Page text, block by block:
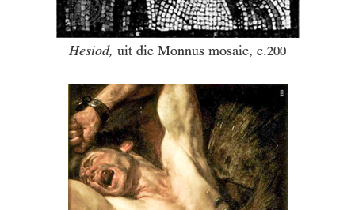
Hesiod, uit die Monnus mosaic, c.200